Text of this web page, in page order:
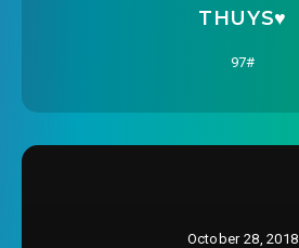
THUYS♥️
97#
October 28, 2018